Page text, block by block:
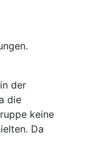
der
die
keine
Da